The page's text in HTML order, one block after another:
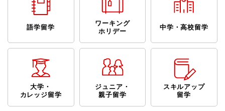
語学留学
ワーキング
ホリデー
中学・高校留学
大学・
カレッジ留学
ジュニア・
親子留学
スキルアップ
留学